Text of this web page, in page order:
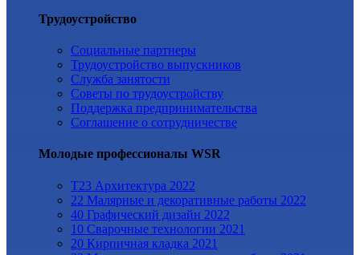
Трудоустройство
Cоциальные партнеры
Трудоустройство выпускников
Служба занятости
Советы по трудоустройству
Поддержка предпринимательства
Cоглашение о сотрудничестве
Молодые профессионалы WSR
T23 Архитектура 2022
22 Малярные и декоративные работы 2022
40 Графический дизайн 2022
10 Сварочные технологии 2021
20 Кирпичная кладка 2021